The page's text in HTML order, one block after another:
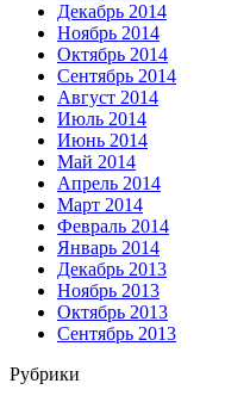
Декабрь 2014
Ноябрь 2014
Октябрь 2014
Сентябрь 2014
Август 2014
Июль 2014
Июнь 2014
Май 2014
Апрель 2014
Март 2014
Февраль 2014
Январь 2014
Декабрь 2013
Ноябрь 2013
Октябрь 2013
Сентябрь 2013
Рубрики